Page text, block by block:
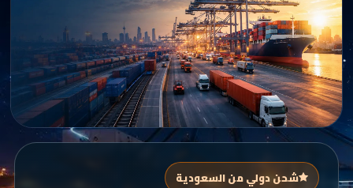
شحن دولي من السعودية